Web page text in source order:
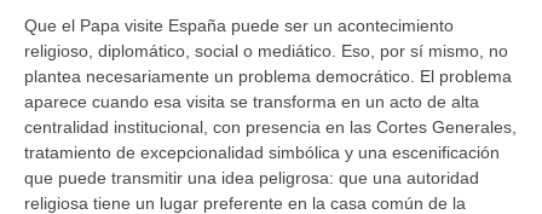
Que el Papa visite España puede ser un acontecimiento
religioso, diplomático, social o mediático. Eso, por sí mismo, no
plantea necesariamente un problema democrático. El problema
aparece cuando esa visita se transforma en un acto de alta
centralidad institucional, con presencia en las Cortes Generales,
tratamiento de excepcionalidad simbólica y una escenificación
que puede transmitir una idea peligrosa: que una autoridad
religiosa tiene un lugar preferente en la casa común de la